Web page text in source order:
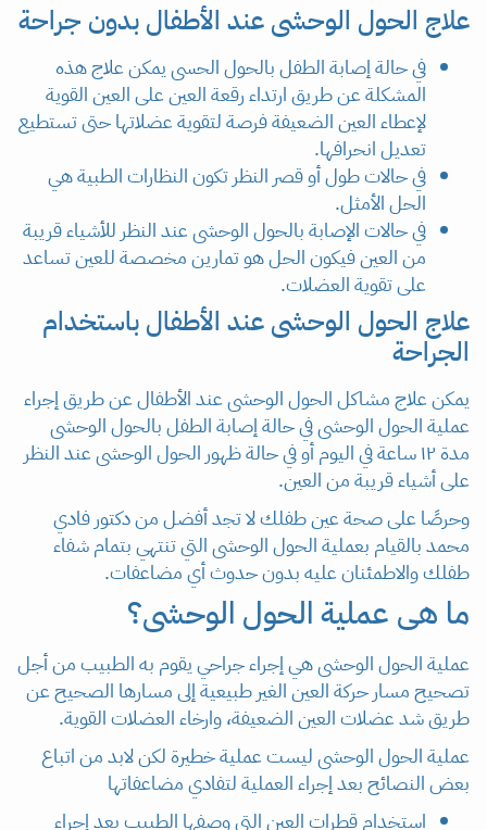
علاج الحول الوحشى عند الأطفال بدون جراحة
في حالة إصابة الطفل بالحول الحسى يمكن علاج هذه
المشكلة عن طريق ارتداء رقعة العين على العين القوية
لإعطاء العين الضعيفة فرصة لتقوية عضلاتها حتى تستطيع
تعديل انحرافها.
في حالات طول أو قصر النظر تكون النظارات الطبية هي
الحل الأمثل.
في حالات الإصابة بالحول الوحشى عند النظر للأشياء قريبة
من العين فيكون الحل هو تمارين مخصصة للعين تساعد
على تقوية العضلات.
علاج الحول الوحشى عند الأطفال باستخدام
الجراحة
يمكن علاج مشاكل الحول الوحشى عند الأطفال عن طريق إجراء
عملية الحول الوحشى في حالة إصابة الطفل بالحول الوحشى
مدة ١٢ ساعة في اليوم أو في حالة ظهور الحول الوحشى عند النظر
على أشياء قريبة من العين.
وحرصًا على صحة عين طفلك لا تجد أفضل من دكتور فادي
محمد بالقيام بعملية الحول الوحشى التي تنتهي بتمام شفاء
طفلك والاطمئنان عليه بدون حدوث أي مضاعفات.
ما هى عملية الحول الوحشى؟
عملية الحول الوحشى هي إجراء جراحي يقوم به الطبيب من أجل
تصحيح مسار حركة العين الغير طبيعية إلى مسارها الصحيح عن
طريق شد عضلات العين الضعيفة، وارخاء العضلات القوية.
عملية الحول الوحشى ليست عملية خطيرة لكن لابد من اتباع
بعض النصائح بعد إجراء العملية لتفادي مضاعفاتها
استخدام قطرات العين التي وصفها الطبيب بعد إجراء